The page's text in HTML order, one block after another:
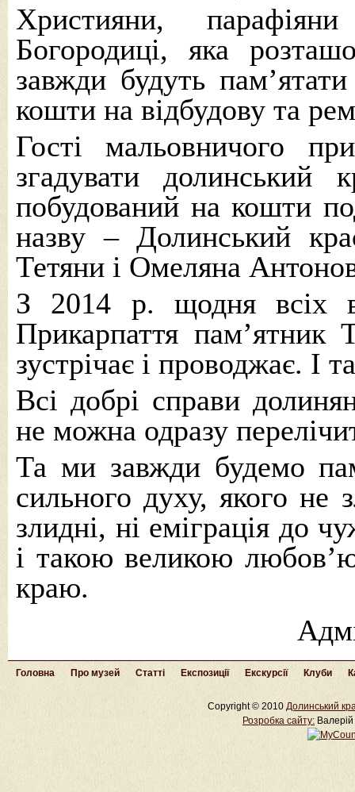
Християни,
Богородиці, яка
завжди будуть
кошти на відбудову та
Гості мальовничого
згадувати долинський
побудований на кошти
назву – Долинський
Тетяни і Омеляна
З 2014 р. щодня всіх
Прикарпаття пам’ятник
зустрічає і проводжає. І
Всі добрі справи
не можна одразу
Та ми завжди будемо
сильного духу, якого не
злидні, ні еміграція до
і такою великою
краю.
Головна Про музей Статті Експозиції Екскурсії Клуби
Copyright © 2010 Долинський
Розробка cайту: